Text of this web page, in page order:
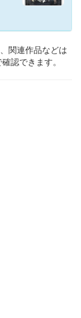
関連作品などは
確認できます。